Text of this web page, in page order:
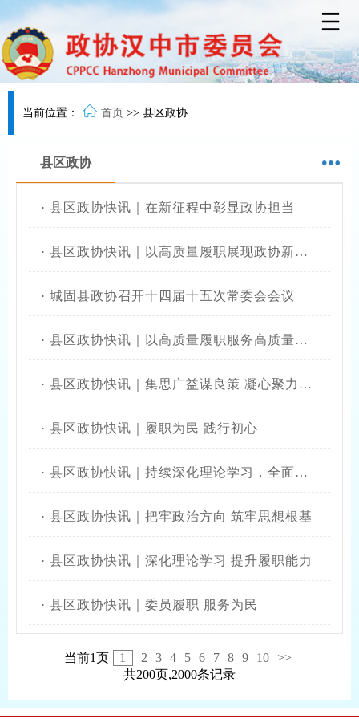
当前位置： 首页 >> 县区政协
县区政协
· 县区政协快讯｜在新征程中彰显政协担当
· 县区政协快讯｜以高质量履职展现政协新担当新作为
· 城固县政协召开十四届十五次常委会会议
· 县区政协快讯｜以高质量履职服务高质量发展
· 县区政协快讯｜集思广益谋良策 凝心聚力促发展
· 县区政协快讯｜履职为民 践行初心
· 县区政协快讯｜持续深化理论学习，全面提升履职能力
· 县区政协快讯｜把牢政治方向 筑牢思想根基
· 县区政协快讯｜深化理论学习 提升履职能力
· 县区政协快讯｜委员履职 服务为民
当前1页 1 2 3 4 5 6 7 8 9 10
>>
共200页,2000条记录